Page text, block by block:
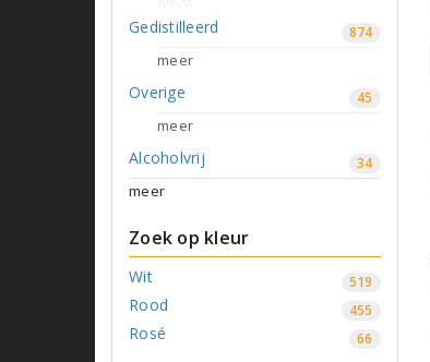
Gedistilleerd 874
meer
Overige 45
meer
Alcoholvrij 34
meer
Zoek op kleur
Wit 519
Rood 455
Rosé 66